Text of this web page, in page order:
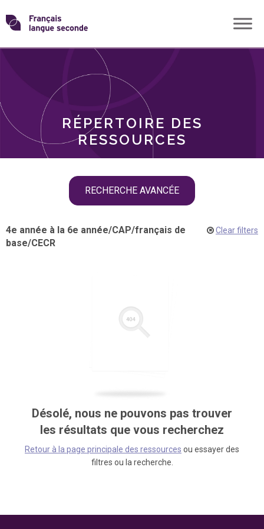
Skip
toTransformons
langue
RÉPERTOIRE DES
RESSOURCES
RECHERCHE AVANCÉE
THÈMES
4e année à la 6e année/CAP/français de
base/CECR
Clear filters
Désolé, nous ne pouvons pas trouver
les résultats que vous recherchez
Retour à la page principale des ressources ou essayer des
filtres ou la recherche.